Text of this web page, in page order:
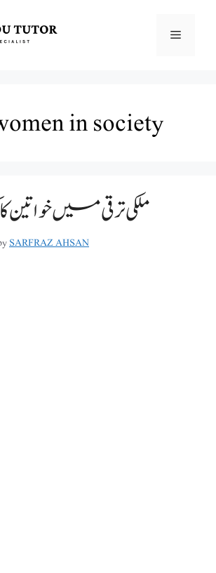
Menu
in society
ملکی ترقی میں خواتین
SARFRAZ AHSAN